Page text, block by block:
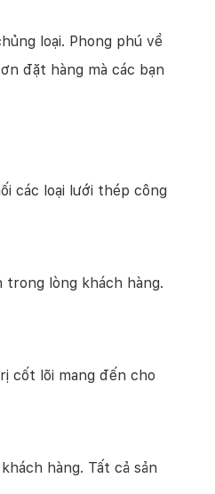
loại. Phong phú về
đặt hàng mà các bạn
các loại lưới thép công
lòng khách hàng.
cốt lõi mang đến cho
hàng. Tất cả sản